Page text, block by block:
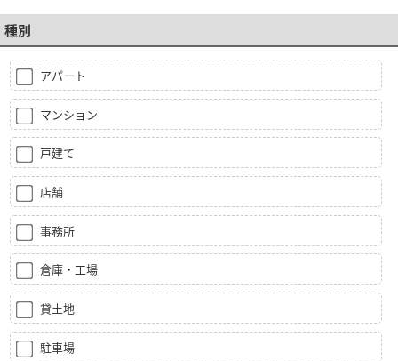
種別
アパート
マンション
戸建て
店舗
事務所
倉庫・工場
貸土地
駐車場